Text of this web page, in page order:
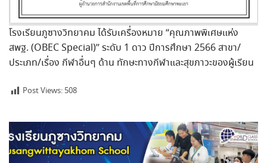
โรงเรียนภูซางวิทยาคม ได้รับเครื่องหมาย “คุณภาพพิเศษแห่ง
สพฐ. (OBEC Special)” ระดับ 1 ดาว ปีการศึกษา 2566 สาขา/
ประเภท/เรื่อง กีฬาอื่นๆ ด้าน ทักษะทางกีฬาและสุขภาวะของผู้เรียน
Post Views: 508